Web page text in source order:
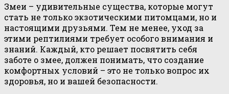
Змеи – удивительные существа, которые могут
стать не только экзотическими питомцами, но и
настоящими друзьями. Тем не менее, уход за
этими рептилиями требует особого внимания и
знаний. Каждый, кто решает посвятить себя
заботе о змее, должен понимать, что создание
комфортных условий – это не только вопрос их
здоровья, но и вашей безопасности.